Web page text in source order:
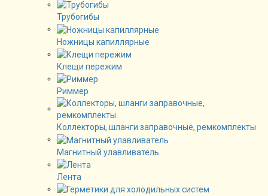
Трубогибы
Ножницы капиллярные
Клещи пережим
Риммер
Коллекторы, шланги заправочные, ремкомплекты
Магнитный улавливатель
Лента